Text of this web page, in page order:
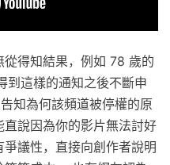
得知結果，例如 78 歲的
這樣的通知之後不斷申
知為何該頻道被停權的原
說因為你的影片無法討好
議性，直接向創作者說明